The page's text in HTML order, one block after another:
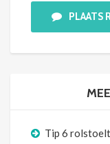
PLAATS
Tip 6